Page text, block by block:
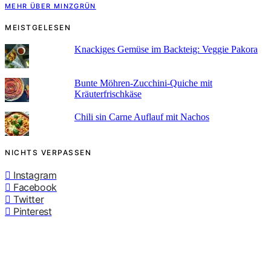
MEHR ÜBER MINZGRÜN
MEISTGELESEN
Knackiges Gemüse im Backteig: Veggie Pakora
Bunte Möhren-Zucchini-Quiche mit
Kräuterfrischkäse
Chili sin Carne Auflauf mit Nachos
NICHTS VERPASSEN
Instagram
Facebook
Twitter
Pinterest